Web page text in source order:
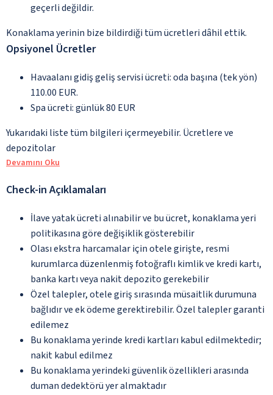
geçerli değildir.
Konaklama yerinin bize bildirdiği tüm ücretleri dâhil ettik.
Opsiyonel Ücretler
Havaalanı gidiş geliş servisi ücreti: oda başına (tek yön)
110.00 EUR.
Spa ücreti: günlük 80 EUR
Yukarıdaki liste tüm bilgileri içermeyebilir. Ücretlere ve
depozitolar
Devamını Oku
Check-in Açıklamaları
İlave yatak ücreti alınabilir ve bu ücret, konaklama yeri
politikasına göre değişiklik gösterebilir
Olası ekstra harcamalar için otele girişte, resmi
kurumlarca düzenlenmiş fotoğraflı kimlik ve kredi kartı,
banka kartı veya nakit depozito gerekebilir
Özel talepler, otele giriş sırasında müsaitlik durumuna
bağlıdır ve ek ödeme gerektirebilir. Özel talepler garanti
edilemez
Bu konaklama yerinde kredi kartları kabul edilmektedir;
nakit kabul edilmez
Bu konaklama yerindeki güvenlik özellikleri arasında
duman dedektörü yer almaktadır